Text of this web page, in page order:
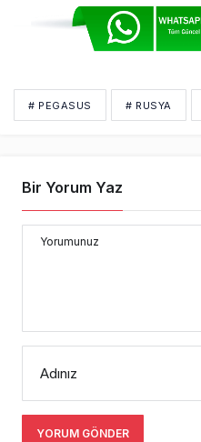
# PEGASUS # RUSYA
Bir Yorum Yaz
Yorumunuz
Adınız
YORUM GÖNDER